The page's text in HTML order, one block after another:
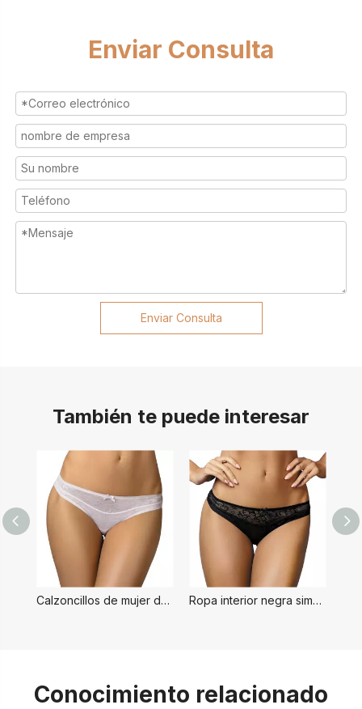
Enviar Consulta
Enviar Consulta
También te puede interesar
Calzoncillos de mujer de estilo simple blanco Ropa interior negra simple para mujer
Conocimiento relacionado